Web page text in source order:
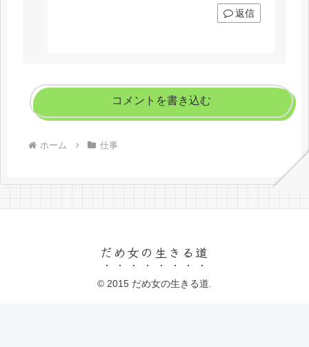
返信
コメントを書き込む
ホーム 仕事
だめ女の生きる道
© 2015 だめ女の生きる道.